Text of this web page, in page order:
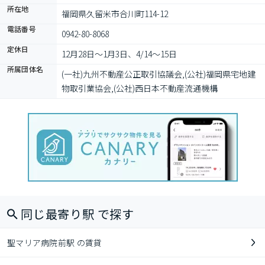
所在地 福岡県久留米市合川町114-12
電話番号 0942-80-8068
定休日 12月28日〜1月3日、4/14〜15日
所属団体名
(一社)九州不動産公正取引協議会,(公社)福岡県宅地建
物取引業協会,(公社)西日本不動産流通機構
同じ最寄り駅 で探す
聖マリア病院前駅 の賃貸